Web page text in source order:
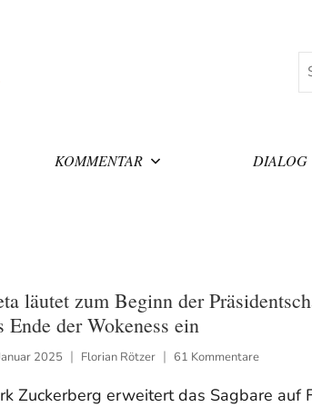
KOMMENTAR DIALOG
läutet zum Beginn der
Ende der Wokeness ein
2025 Florian Rötzer 61 Kommentare
Zuckerberg erweitert das Sagbare auf